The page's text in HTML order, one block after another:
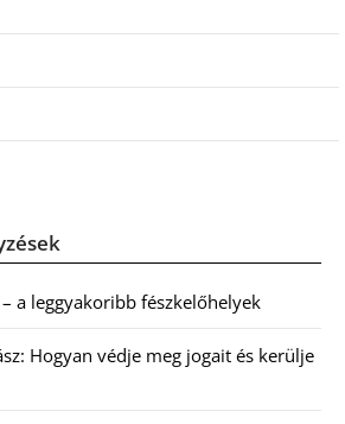
a leggyakoribb fészkelőhelyek
Hogyan védje meg jogait és kerülje